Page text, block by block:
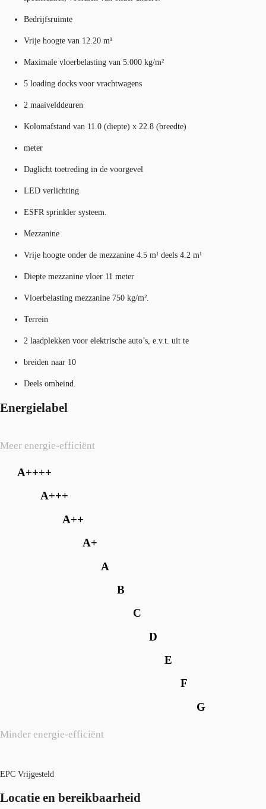
Bedrijfsruimte
Vrije hoogte van 12.20 m¹
Maximale vloerbelasting van 5.000 kg/m²
5 loading docks voor vrachtwagens
2 maaivelddeuren
Kolomafstand van 11.0 (diepte) x 22.8 (breedte)
meter
Daglicht toetreding in de voorgevel
LED verlichting
ESFR sprinkler systeem.
Mezzanine
Vrije hoogte onder de mezzanine 4.5 m¹ deels 4.2 m¹
Diepte mezzanine vloer 11 meter
Vloerbelasting mezzanine 750 kg/m².
Terrein
2 laadplekken voor elektrische auto’s, e.v.t. uit te
breiden naar 10
Deels omheind.
Energielabel
Meer energie-efficiënt
Minder energie-efficiënt
A++++
A+++
A++
A+
A
B
C
D
E
F
G
EPC Vrijgesteld
Locatie en bereikbaarheid